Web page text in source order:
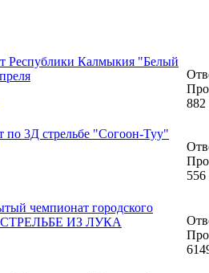
Республики Калмыкия "Белый
882
3Д стрельбе "Согоон-Туу"
556
чемпионат городского
СТРЕЛЬБЕ ИЗ ЛУКА